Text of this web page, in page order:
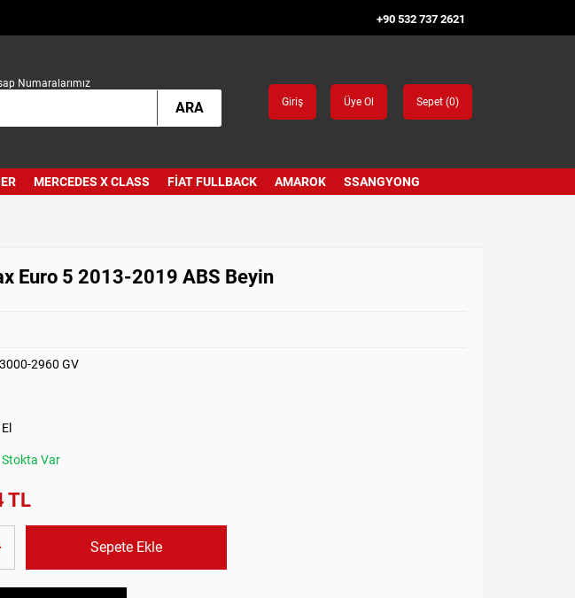
+90 532 737 2621
Numaralarımız
ARA Giriş Üye Ol Sepet (0)
MERCEDES X CLASS FIAT FULLBACK AMAROK SSANGYONG
Euro 5 2013-2019 ABS Beyin
2960 GV
Stokta Var
TL
Sepete Ekle